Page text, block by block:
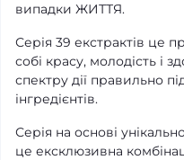
випадки ЖИТТЯ.
Серія 39 екстрактів це
собі красу, молодість і
спектру дії правильно
інгредієнтів.
Серія на основі
це ексклюзивна